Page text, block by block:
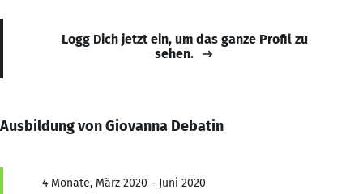
Logg Dich jetzt ein, um das ganze Profil zu
sehen.
Ausbildung von Giovanna Debatin
4 Monate, März 2020 - Juni 2020